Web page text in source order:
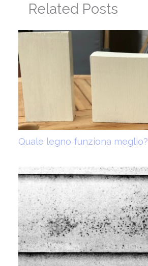
Related Posts
Quale legno funziona meglio?